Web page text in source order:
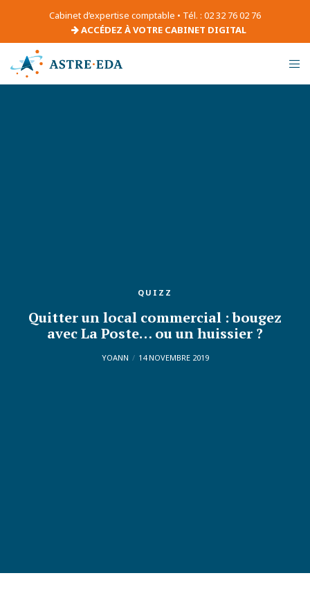
Cabinet d’expertise comptable • Tél. : 02 32 76 02 76
ACCÉDEZ À VOTRE CABINET DIGITAL
QUIZZ
Quitter un local commercial : bougez
avec La Poste… ou un huissier ?
YOANN 14 NOVEMBRE 2019